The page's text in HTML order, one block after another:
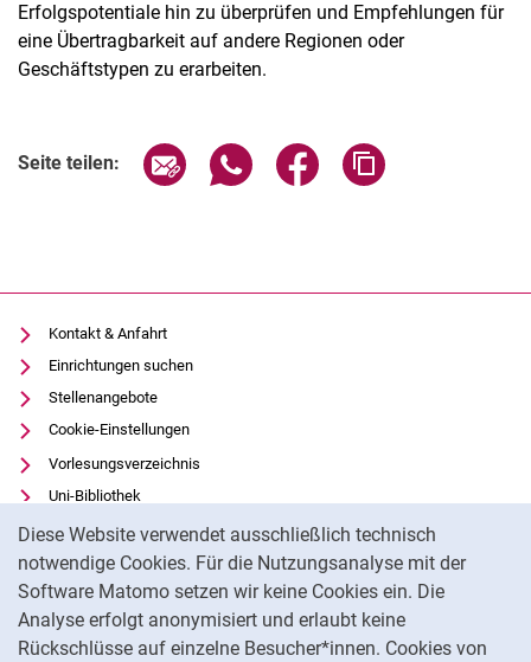
Diese Website verwendet ausschließlich technisch
notwendige Cookies. Für die Nutzungsanalyse mit der
Software Matomo setzen wir keine Cookies ein. Die
Analyse erfolgt anonymisiert und erlaubt keine
Rückschlüsse auf einzelne Besucher*innen. Cookies von
Erfolgspotentiale hin zu überprüfen und Empfehlungen für
eine Übertragbarkeit auf andere Regionen oder
Geschäftstypen zu erarbeiten.
Seite teilen: Seite über E-Mail teilen
Seite über WhatsApp teilen
Seite über Facebook
Kontakt & Anfahrt
Einrichtungen suchen
Stellenangebote
Cookie-Einstellungen
Vorlesungsverzeichnis
Uni-Bibliothek
Moodle
Panopto
Datenschutz
Barrierefreiheit
Transparenter KI-Einsatz